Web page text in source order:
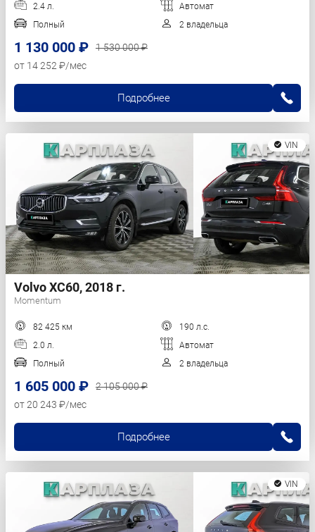
2.4 л.
Автомат
Полный
2 владельца
1 130 000 ₽
1 530 000 ₽
от 14 252 ₽/мес
Подробнее
VIN
Volvo XC60, 2018 г.
Momentum
82 425 км
190 л.с.
2.0 л.
Автомат
Полный
2 владельца
1 605 000 ₽
2 105 000 ₽
от 20 243 ₽/мес
Подробнее
VIN